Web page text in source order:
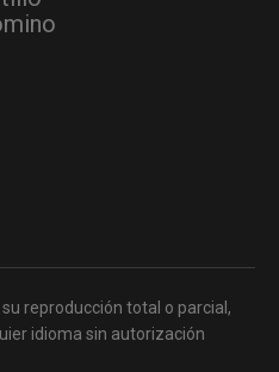
reproducción total o parcial,
idioma sin autorización